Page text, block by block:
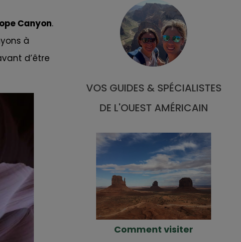
Canyon.
à
d’être
VOS GUIDES & SPÉCIALISTES
DE L'OUEST AMÉRICAIN
Comment visiter